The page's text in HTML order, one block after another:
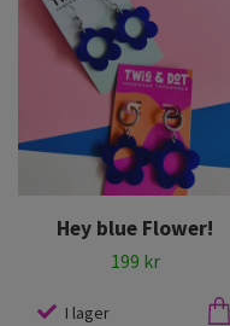
Hey blue Flower!
199 kr
I lager